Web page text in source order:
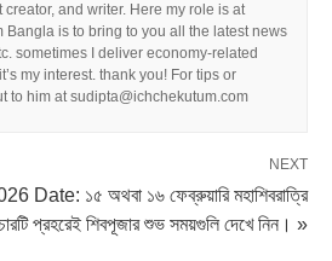
creator, and writer. Here my role is at
Bangla is to bring to you all the latest news
sometimes I deliver economy-related
my interest. thank you! For tips or
to him at sudipta@ichchekutum.com
NEXT
১৫ অথবা ১৬ ফেব্রুয়ারি মহাশিবরাত্রি
প্রহরেই শিবপূজার শুভ সময়গুলি দেখে নিন। »